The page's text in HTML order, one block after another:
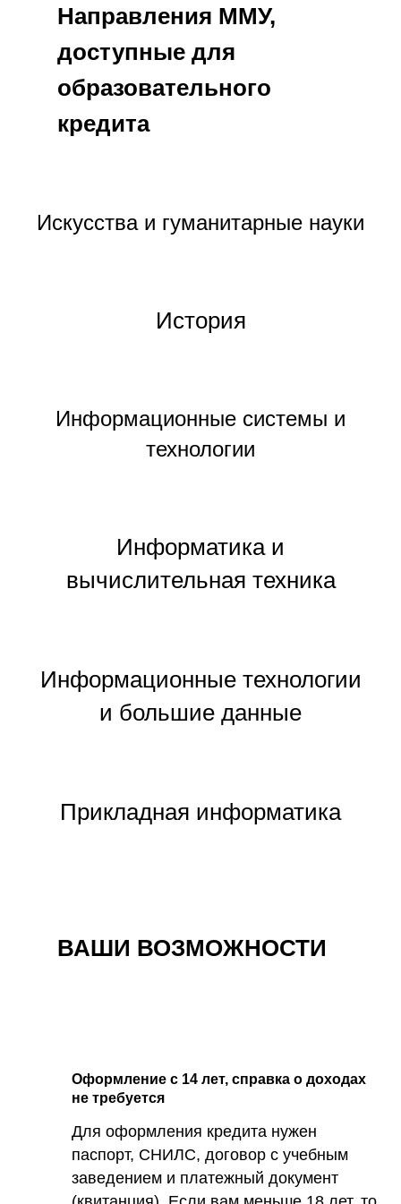
Направления ММУ,
доступные для
образовательного
кредита
Искусства и гуманитарные науки
История
Информационные системы и
технологии
Информатика и
вычислительная техника
Информационные технологии
и большие данные
Прикладная информатика
ВАШИ ВОЗМОЖНОСТИ
Оформление с 14 лет, справка о доходах
не требуется
Для оформления кредита нужен
паспорт, СНИЛС, договор с учебным
заведением и платежный документ